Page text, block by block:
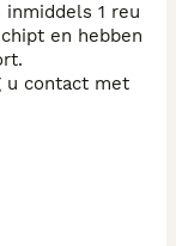
1 reu
en hebben
u contact met